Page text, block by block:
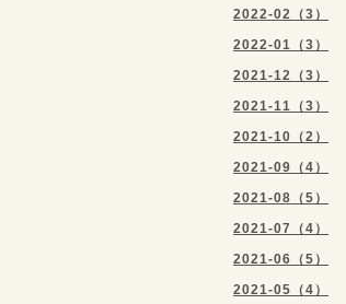
2022-02（3）
2022-01（3）
2021-12（3）
2021-11（3）
2021-10（2）
2021-09（4）
2021-08（5）
2021-07（4）
2021-06（5）
2021-05（4）